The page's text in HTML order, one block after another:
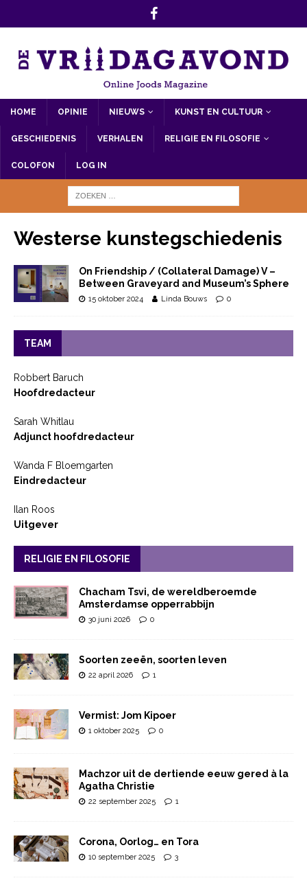
HOME OPINIE NIEUWS KUNST EN CULTUUR
GESCHIEDENIS VERHALEN RELIGIE EN FILOSOFIE
COLOFON LOG IN
Westerse kunstegschiedenis
On Friendship / (Collateral Damage) V –
Between Graveyard and Museum’s Sphere
15 oktober 2024 Linda Bouws 0
TEAM
Robbert Baruch
Hoofdredacteur
Sarah Whitlau
Adjunct hoofdredacteur
Wanda F Bloemgarten
Eindredacteur
Ilan Roos
Uitgever
RELIGIE EN FILOSOFIE
Chacham Tsvi, de wereldberoemde
Amsterdamse opperrabbijn
30 juni 2026 0
Soorten zeeën, soorten leven
22 april 2026 1
Vermist: Jom Kipoer
1 oktober 2025 0
Machzor uit de dertiende eeuw gered à la
Agatha Christie
22 september 2025 1
Corona, Oorlog… en Tora
10 september 2025 3